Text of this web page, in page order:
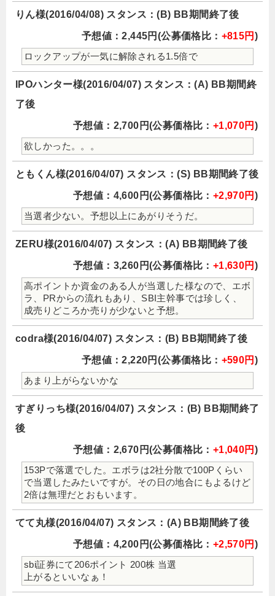
りん様(2016/04/08) スタンス：(B) BB期間終了後
予想値：2,445円(公募価格比： +815円 )
ロックアップが一気に解除される1.5倍で
IPOハンター様(2016/04/07) スタンス：(A) BB期間終
了後
予想値：2,700円(公募価格比： +1,070円 )
欲しかった。。。
ともくん様(2016/04/07) スタンス：(S) BB期間終了後
予想値：4,600円(公募価格比： +2,970円 )
当選者少ない。予想以上にあがりそうだ。
ZERU様(2016/04/07) スタンス：(A) BB期間終了後
予想値：3,260円(公募価格比： +1,630円 )
高ポイントか資金のある人が当選した様なので、エボ
ラ、PRからの流れもあり、SBI主幹事では珍しく、
成売りどころか売りが少ないと予想。
codra様(2016/04/07) スタンス：(B) BB期間終了後
予想値：2,220円(公募価格比： +590円 )
あまり上がらないかな
すぎりっち様(2016/04/07) スタンス：(B) BB期間終了
後
予想値：2,670円(公募価格比： +1,040円 )
153Pで落選でした。エボラは2社分散で100Pくらい
で当選したみたいですが。その日の地合にもよるけど
2倍は無理だとおもいます。
てて丸様(2016/04/07) スタンス：(A) BB期間終了後
予想値：4,200円(公募価格比： +2,570円 )
sbi証券にて206ポイント 200株 当選
上がるといいなぁ！